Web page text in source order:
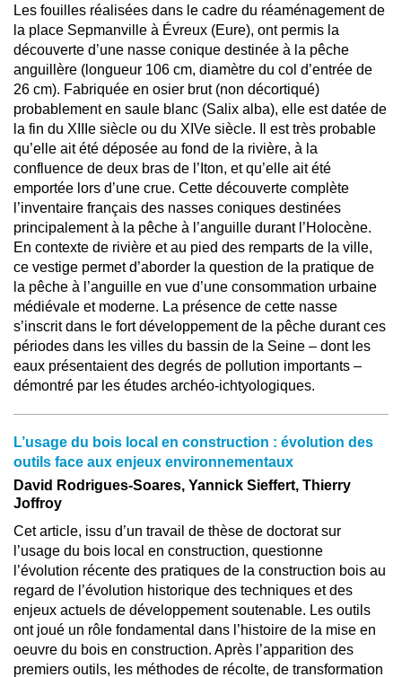
Les fouilles réalisées dans le cadre du réaménagement de
la place Sepmanville à Évreux (Eure), ont permis la
découverte d’une nasse conique destinée à la pêche
anguillère (longueur 106 cm, diamètre du col d’entrée de
26 cm). Fabriquée en osier brut (non décortiqué)
probablement en saule blanc (Salix alba), elle est datée de
la fin du XIIIe siècle ou du XIVe siècle. Il est très probable
qu’elle ait été déposée au fond de la rivière, à la
confluence de deux bras de l’Iton, et qu’elle ait été
emportée lors d’une crue. Cette découverte complète
l’inventaire français des nasses coniques destinées
principalement à la pêche à l’anguille durant l’Holocène.
En contexte de rivière et au pied des remparts de la ville,
ce vestige permet d’aborder la question de la pratique de
la pêche à l’anguille en vue d’une consommation urbaine
médiévale et moderne. La présence de cette nasse
s’inscrit dans le fort développement de la pêche durant ces
périodes dans les villes du bassin de la Seine – dont les
eaux présentaient des degrés de pollution importants –
démontré par les études archéo-ichtyologiques.
L’usage du bois local en construction : évolution des
outils face aux enjeux environnementaux
David Rodrigues-Soares, Yannick Sieffert, Thierry
Joffroy
Cet article, issu d’un travail de thèse de doctorat sur
l’usage du bois local en construction, questionne
l’évolution récente des pratiques de la construction bois au
regard de l’évolution historique des techniques et des
enjeux actuels de développement soutenable. Les outils
ont joué un rôle fondamental dans l’histoire de la mise en
oeuvre du bois en construction. Après l’apparition des
premiers outils, les méthodes de récolte, de transformation